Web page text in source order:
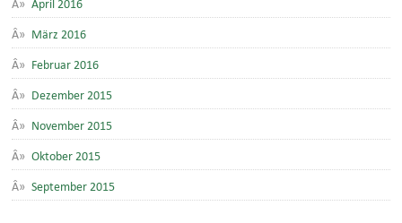
März 2016
Februar 2016
Dezember 2015
November 2015
Oktober 2015
September 2015